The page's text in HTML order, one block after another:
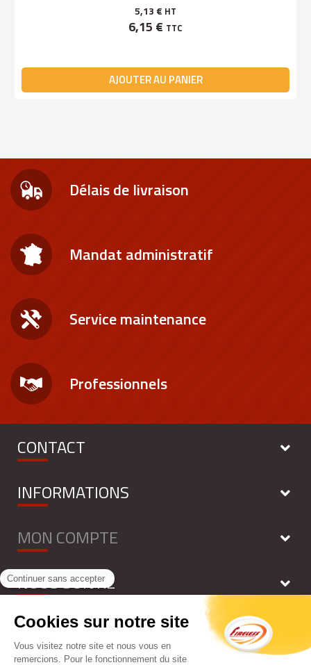
5,13 € HT
6,15 € TTC
AJOUTER AU PANIER
Délais de livraison
Mandat administratif
Service maintenance
Professionnels
CONTACT
INFORMATIONS
MON COMPTE
NOUS SUIVRE
NEWSLETTER